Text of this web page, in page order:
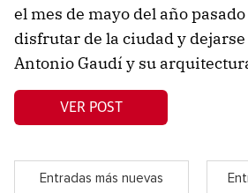
el mes de mayo del año
disfrutar de la ciudad y
Antonio Gaudí y su
VER POST
Entradas más nuevas